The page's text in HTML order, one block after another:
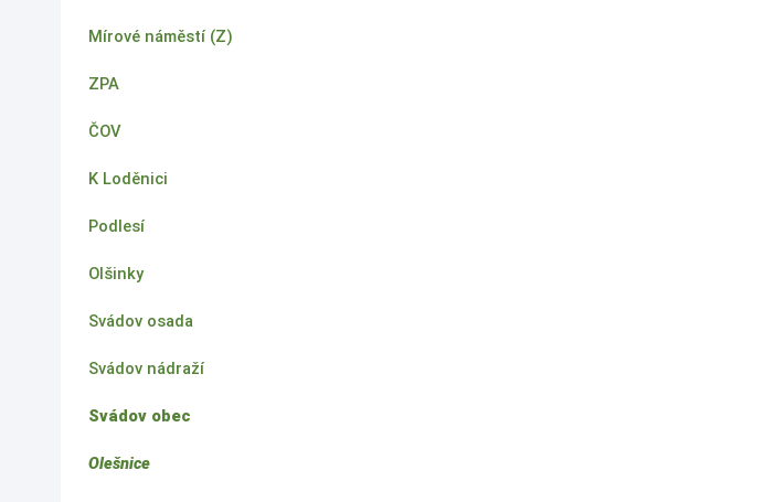
Mírové náměstí (Z)
ZPA
ČOV
K Loděnici
Podlesí
Olšinky
Svádov osada
Svádov nádraží
Svádov obec
Olešnice